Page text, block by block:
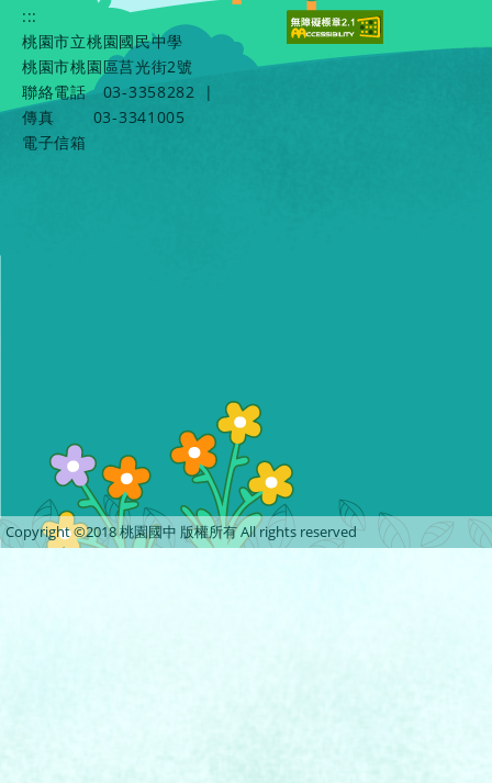
:::
桃園市立桃園國民中學
桃園市桃園區莒光街2號
聯絡電話
03-3358282
|
傳真
03-3341005
電子信箱
Copyright ©2018 桃園國中 版權所有 All rights reserved